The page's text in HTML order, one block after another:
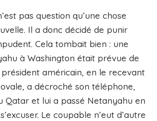
pas question qu’une chose
Il a donc décidé de punir
Cela tombait bien : une
à Washington était prévue de
américain, en le recevant
a décroché son téléphone,
Qatar et lui a passé Netanyahu en
Le coupable n’eut d’autre